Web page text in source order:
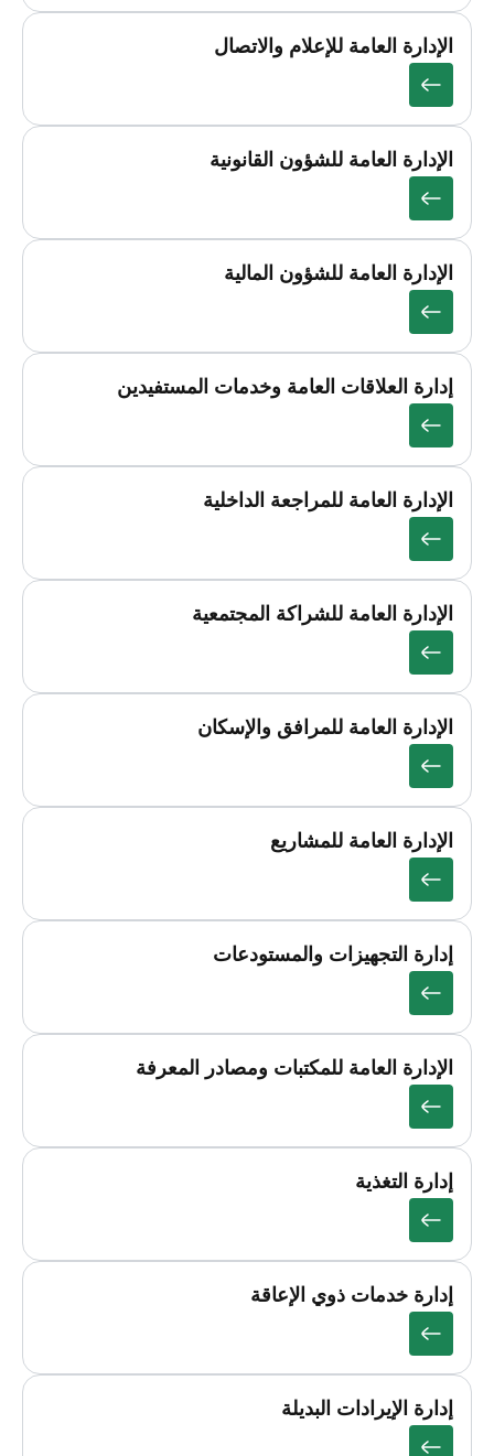
الإدارة العامة للإعلام والاتصال
الإدارة العامة للشؤون القانونية
الإدارة العامة للشؤون المالية
إدارة العلاقات العامة وخدمات المستفيدين
الإدارة العامة للمراجعة الداخلية
الإدارة العامة للشراكة المجتمعية
الإدارة العامة للمرافق والإسكان
الإدارة العامة للمشاريع
إدارة التجهيزات والمستودعات
الإدارة العامة للمكتبات ومصادر المعرفة
إدارة التغذية
إدارة خدمات ذوي الإعاقة
إدارة الإيرادات البديلة